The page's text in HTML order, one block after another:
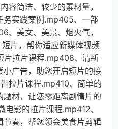
容简洁、较少的素材量，
务实践案例.mp405、一部
、美女、美景、烟火气，
片，帮你适应新媒体视频
拉片课程.mp408、清新
广告，助您开启短片的接
拉片课程.mp410、简单的
材，让您零距离剧情片的
电影的拉片课程.mp412、
奏，帮您领会美食片剪辑